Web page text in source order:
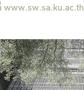
www.sw.sa.ku.ac.th